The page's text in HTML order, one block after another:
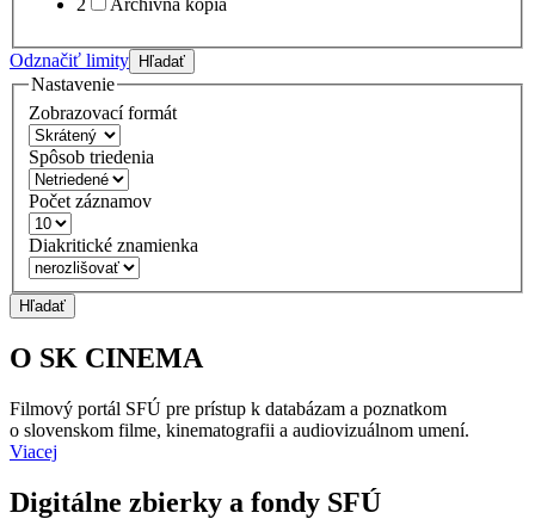
2
Archívna kópia
Odznačiť limity Hľadať
Nastavenie
Zobrazovací formát
Spôsob triedenia
Počet záznamov
Diakritické znamienka
Hľadať
O SK CINEMA
Filmový portál SFÚ pre prístup k databázam a poznatkom
o slovenskom filme, kinematografii a audiovizuálnom umení.
Viacej
Digitálne zbierky a fondy SFÚ